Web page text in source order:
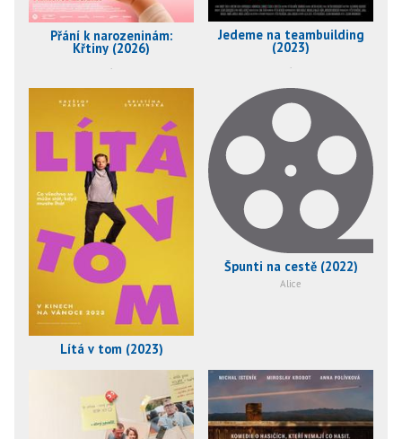
Přání k narozeninám:
Křtiny (2026)
.
Jedeme na teambuilding
(2023)
.
Lítá v tom (2023)
Špunti na cestě (2022)
Alice